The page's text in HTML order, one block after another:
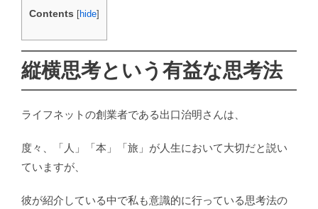
Contents [hide]
縦横思考という有益な思考法
ライフネットの創業者である出口治明さんは、
度々、「人」「本」「旅」が人生において大切だと説い
ていますが、
彼が紹介している中で私も意識的に行っている思考法の